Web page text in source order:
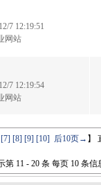
7 12:19:51
网站
7 12:19:54
网站
[7] [8] [9] [10] 后10页→ 】
第 11 - 20 条 每页 10 条信